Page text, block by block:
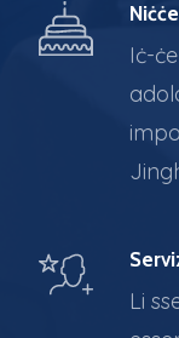
Iċ-
Li